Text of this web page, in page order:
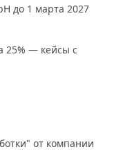
до 1 марта 2027
25% — кейсы с
от компании